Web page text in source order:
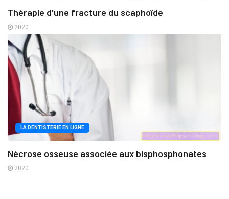
Thérapie d'une fracture du scaphoïde
2020
LA DENTISTERIE EN LIGNE
Nécrose osseuse associée aux bisphosphonates
2020